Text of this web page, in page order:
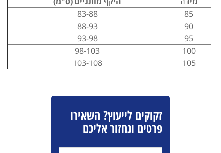
85
83-88
90
88-93
95
93-98
100
98-103
105
103-108
זקוקים לייעוץ? השאירו
פרטים ונחזור אליכם